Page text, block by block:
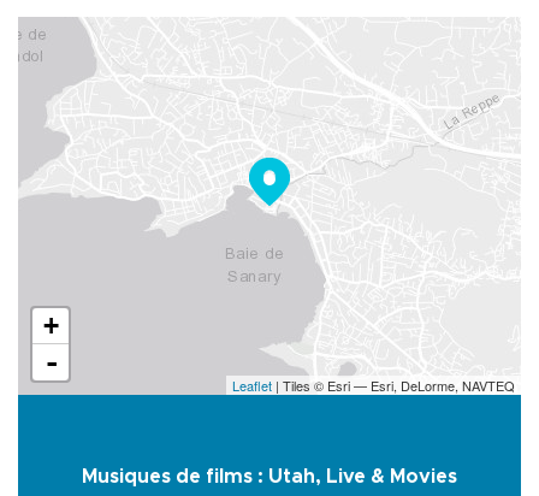
+
-
Leaflet | Tiles © Esri — Esri, DeLorme, NAVTEQ
Musiques de films : Utah, Live & Movies